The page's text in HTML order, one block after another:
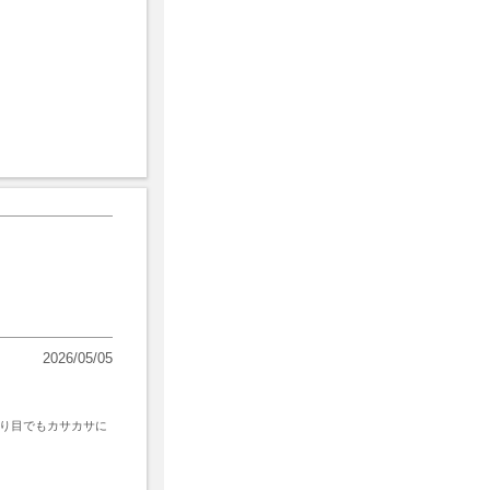
2026/05/05
目でもカサカサに